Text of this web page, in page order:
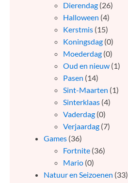
Dierendag (26)
Halloween (4)
Kerstmis (15)
Koningsdag (0)
Moederdag (0)
Oud en nieuw (1)
Pasen (14)
Sint-Maarten (1)
Sinterklaas (4)
Vaderdag (0)
Verjaardag (7)
Games (36)
Fortnite (36)
Mario (0)
Natuur en Seizoenen (33)